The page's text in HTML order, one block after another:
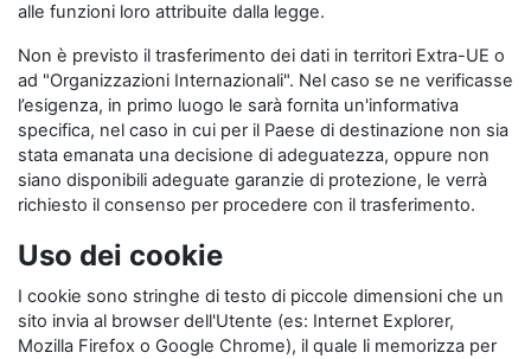
alle funzioni loro attribuite dalla legge.
Non è previsto il trasferimento dei dati in territori Extra-UE o
ad "Organizzazioni Internazionali". Nel caso se ne verificasse
l’esigenza, in primo luogo le sarà fornita un'informativa
specifica, nel caso in cui per il Paese di destinazione non sia
stata emanata una decisione di adeguatezza, oppure non
siano disponibili adeguate garanzie di protezione, le verrà
richiesto il consenso per procedere con il trasferimento.
Uso dei cookie
I cookie sono stringhe di testo di piccole dimensioni che un
sito invia al browser dell'Utente (es: Internet Explorer,
Mozilla Firefox o Google Chrome), il quale li memorizza per